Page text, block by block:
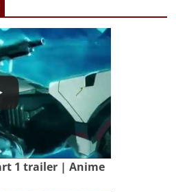
1 trailer | Anime